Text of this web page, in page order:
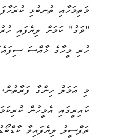
މަތިމަހާއި ތުނބުޅި
"ވަގު" ކަމަށް ލިޔެފައި
ހުރި މީހާގެ ޚާއްސަ
މި އަމަލު ހިންގާ
ކައިރީގައި އެމީހުން
ތަފްސީލު ލިޔެފައިވާ